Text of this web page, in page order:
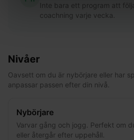
Inte bara ett program att
coachning varje vecka.
Nivåer
Oavsett om du är nybörjare eller har
anpassar passen efter din nivå.
Nybörjare
Varvar gång och jogg. Perfekt om
eller återgår efter uppehåll.